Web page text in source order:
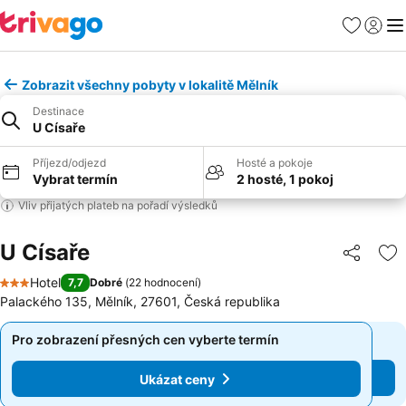
Oblíbené
Zobrazit všechny pobyty v lokalitě Mělník
Destinace
U Císaře
Příjezd/odjezd
Vybrat termín
Hosté a pokoje
2 hosté, 1 pokoj
Vliv přijatých plateb na pořadí výsledků
U Císaře Sdílet
3 Počet hvězdiček
Hotel 7,7 Dobré (22 hodnocení)
Palackého 135, Mělník, 27601, Česká republika
Pro zobrazení přesných cen vyberte termín
Ukázat ceny
Pro zobrazení přesných cen vyberte termín
Ukázat ceny